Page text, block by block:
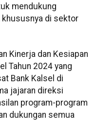
mendukung
khususnya di sektor
Kinerja dan Kesiapan
Tahun 2024 yang
Bank Kalsel di
jajaran direksi
program-program
dukungan semua